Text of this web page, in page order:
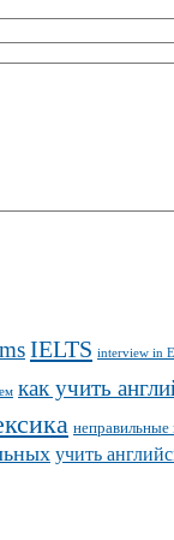
IELTS interview in
как учить
неправильные
учить